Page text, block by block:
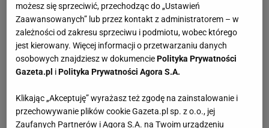
możesz się sprzeciwić, przechodząc do „Ustawień
Zaawansowanych” lub przez kontakt z administratorem – w
zależności od zakresu sprzeciwu i podmiotu, wobec którego
jest kierowany. Więcej informacji o przetwarzaniu danych
osobowych znajdziesz w dokumenciePolityka Prywatności
Gazeta.pl iPolityka Prywatności Agora S.A.
Klikając „Akceptuję” wyrażasz też zgodę na zainstalowanie i
przechowywanie plików cookie Gazeta.pl sp. z o.o., jej
Zaufanych Partnerów i Agora S.A. na Twoim urządzeniu